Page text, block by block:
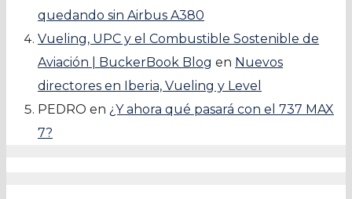
quedando sin Airbus A380
Vueling, UPC y el Combustible Sostenible de
Aviación | BuckerBook Blog en Nuevos
directores en Iberia, Vueling y Level
PEDRO en ¿Y ahora qué pasará con el 737 MAX
7?